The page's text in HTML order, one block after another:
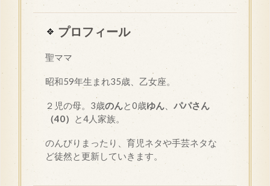
プロフィール
聖ママ
昭和59年生まれ35歳、乙女座。
２児の母。3歳のんと0歳ゆん
パパさん
（40）
と4人家族。
のんびりまったり、育児ネタや手芸ネタな
ど徒然と更新していきます。